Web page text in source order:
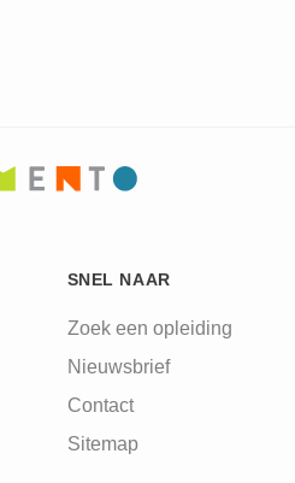
SNEL NAAR
Zoek een opleiding
Nieuwsbrief
Contact
Sitemap